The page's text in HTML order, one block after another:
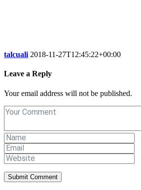
talcuali 2018-11-27T12:45:22+00:00
Leave a Reply
Your email address will not be published.